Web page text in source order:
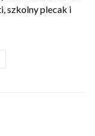
szkolny plecak i